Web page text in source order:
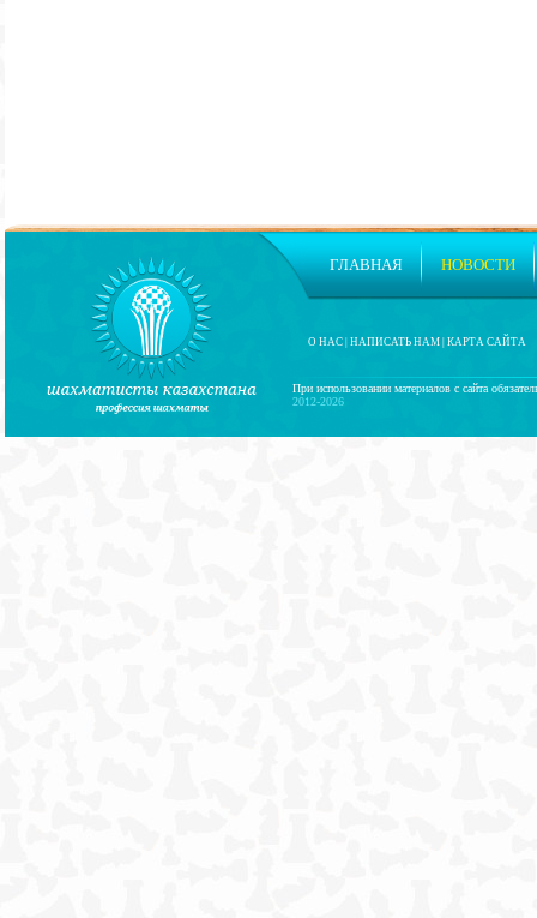
При использовании материалов с сайта
2012-2026
О НАС НАПИСАТЬ НАМ КАРТА САЙТА
ГЛАВНАЯ НОВОСТИ